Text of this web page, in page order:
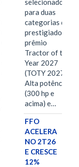
selecionado
para duas
categorias do
prestigiado
prêmio
Tractor of the
Year 2027
(TOTY 2027:
Alta potência
(300 hp e
acima) e…
FFO
ACELERA
NO 2T26
E CRESCE
12%